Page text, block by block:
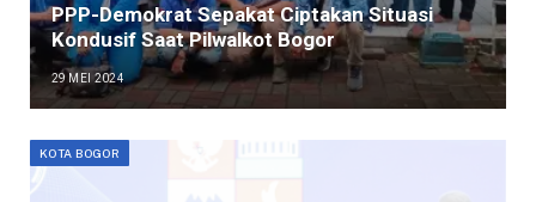
PPP-Demokrat Sepakat Ciptakan Situasi
Kondusif Saat Pilwalkot Bogor
29 MEI 2024
KOTA BOGOR